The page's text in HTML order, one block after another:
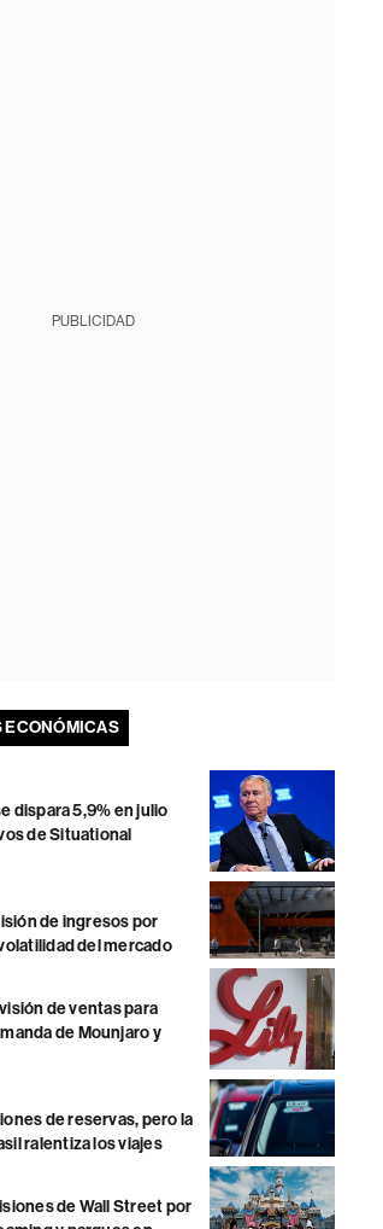
PUBLICIDAD
ECONÓMICAS
dispara 5,9% en julio
de Situational
de ingresos por
del mercado
de ventas para
de Mounjaro y
de reservas, pero la
ralentiza los viajes
de Wall Street por